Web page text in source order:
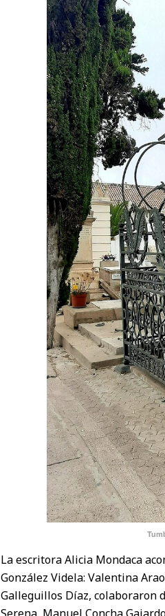
La escritora Alicia Mondaca
González Videla: Valentina
Galleguillos Díaz, colaboraron